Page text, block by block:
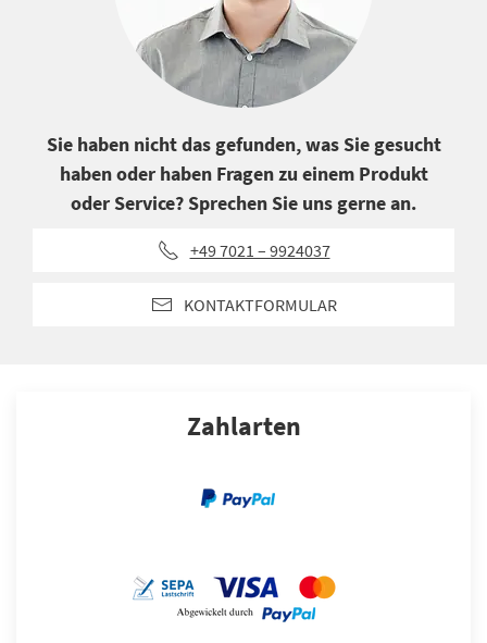
Sie haben nicht das gefunden, was Sie gesucht
haben oder haben Fragen zu einem Produkt
oder Service? Sprechen Sie uns gerne an.
+49 7021 – 9924037
KONTAKTFORMULAR
Zahlarten